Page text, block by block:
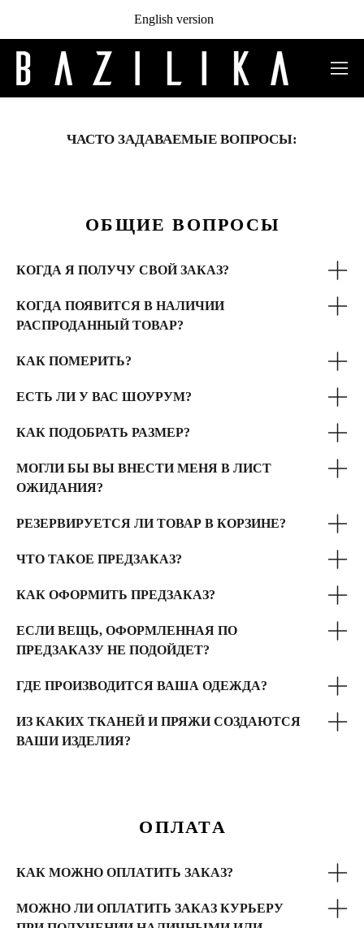
English version
ЧАСТО ЗАДАВАЕМЫЕ ВОПРОСЫ:
ОБЩИЕ ВОПРОСЫ
КОГДА Я ПОЛУЧУ СВОЙ ЗАКАЗ?
КОГДА ПОЯВИТСЯ В НАЛИЧИИ
РАСПРОДАННЫЙ ТОВАР?
КАК ПОМЕРИТЬ?
ЕСТЬ ЛИ У ВАС ШОУРУМ?
КАК ПОДОБРАТЬ РАЗМЕР?
МОГЛИ БЫ ВЫ ВНЕСТИ МЕНЯ В ЛИСТ
ОЖИДАНИЯ?
РЕЗЕРВИРУЕТСЯ ЛИ ТОВАР В КОРЗИНЕ?
ЧТО ТАКОЕ ПРЕДЗАКАЗ?
КАК ОФОРМИТЬ ПРЕДЗАКАЗ?
ЕСЛИ ВЕЩЬ, ОФОРМЛЕННАЯ ПО
ПРЕДЗАКАЗУ НЕ ПОДОЙДЕТ?
ГДЕ ПРОИЗВОДИТСЯ ВАША ОДЕЖДА?
ИЗ КАКИХ ТКАНЕЙ И ПРЯЖИ СОЗДАЮТСЯ
ВАШИ ИЗДЕЛИЯ?
ОПЛАТА
КАК МОЖНО ОПЛАТИТЬ ЗАКАЗ?
МОЖНО ЛИ ОПЛАТИТЬ ЗАКАЗ КУРЬЕРУ